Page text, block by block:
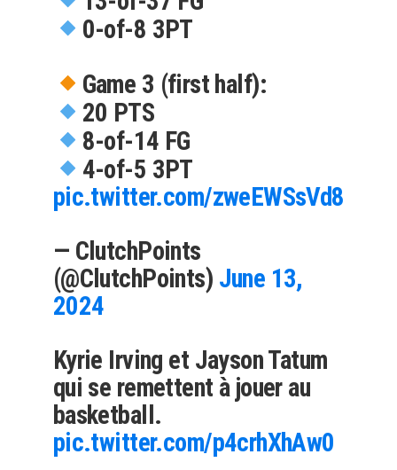
0-of-8 3PT
Game 3 (first half):
20 PTS
8-of-14 FG
4-of-5 3PT
pic.twitter.com/zweEWSsVd8
— ClutchPoints
(@ClutchPoints) June 13,
2024
Kyrie Irving et Jayson Tatum
qui se remettent à jouer au
basketball.
pic.twitter.com/p4crhXhAw0